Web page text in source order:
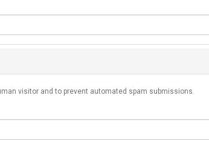
visitor and to prevent automated spam submissions.